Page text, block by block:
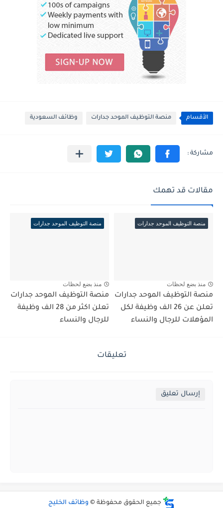
الأقسام منصة التوظيف الموحد جدارات وظائف السعودية
مقالات قد تهمك
منصة التوظيف الموحد جدارات
منذ بضع لحظات
منصة التوظيف الموحد جدارات
تعلن عن 26 الف وظيفة لكل
المؤهلات للرجال والنساء
منصة التوظيف الموحد جدارات
منذ بضع لحظات
منصة التوظيف الموحد جدارات
تعلن اكثر من 28 الف وظيفة
للرجال والنساء
تعليقات
إرسال تعليق
جميع الحقوق محفوظة © وظائف الخليج